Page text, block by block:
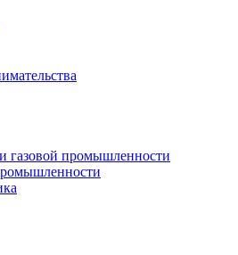
газовой промышленности